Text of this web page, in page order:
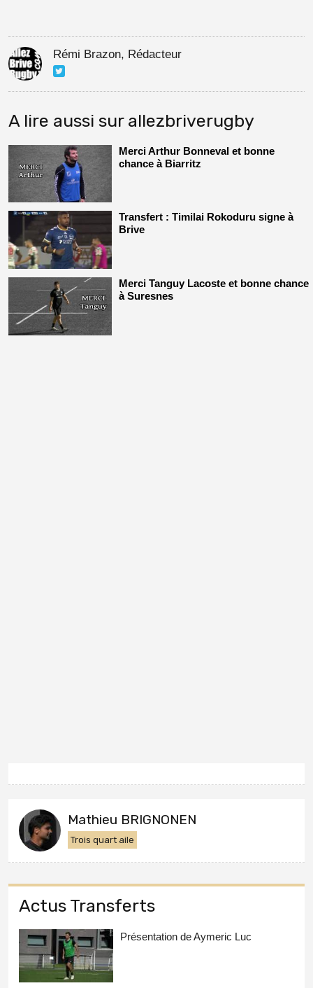
Rémi Brazon, Rédacteur
A lire aussi sur allezbriverugby
Merci Arthur Bonneval et bonne
chance à Biarritz
Transfert : Timilai Rokoduru signe à
Brive
Merci Tanguy Lacoste et bonne chance
à Suresnes
Mathieu BRIGNONEN
Trois quart aile
Actus Transferts
Présentation de Aymeric Luc